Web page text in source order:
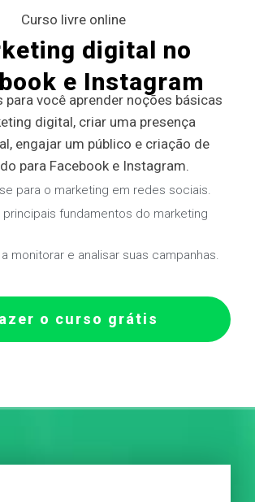
Curso livre online
digital no
e Instagram
para você aprender noções básicas
digital, criar uma presença
engajar um público e criação de
para Facebook e Instagram.
para o marketing em redes sociais.
principais fundamentos do marketing
monitorar e analisar suas campanhas.
o curso grátis